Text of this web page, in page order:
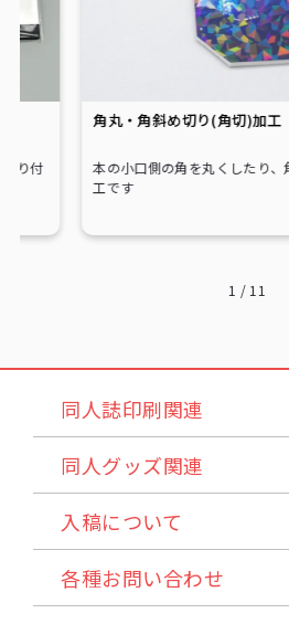
り付
角丸・角斜め切り(角切)加工
本の小口側の角を丸くしたり
工です
1 / 11
同人誌印刷関連
同人誌セット
小説本セット
ステッチ本・ペラ本
同人誌企画セット
同人グッズ関連
紙製品
アクリル製品
缶バッジ・アクセサリー類・そ
入稿について
入稿スケジュール/イベント情
発注から納品の流れ
各種お問い合わせ
自動見積り/予約